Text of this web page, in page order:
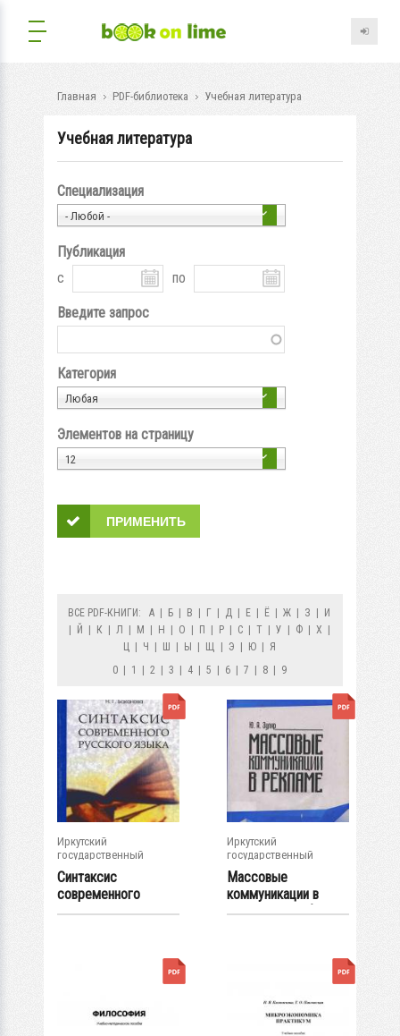
Главная PDF-библиотека Учебная литература
Учебная литература
Специализация
- Любой -
Публикация
с
по
Введите запрос
Категория
Любая
Элементов на страницу
12
ВСЕ PDF-КНИГИ: А Б В Г Д Е Ё Ж З
И
Й К Л М Н О П Р С Т У Ф Х
Ц
Ч Ш Ы Щ Э Ю
Я
0
1 2 3 4 5 6 7 8 9
Иркутский
государственный
университет
Синтаксис
современного
русского языка :
Иркутский
государственный
университет
Массовые
коммуникации в
рекламе : учеб.